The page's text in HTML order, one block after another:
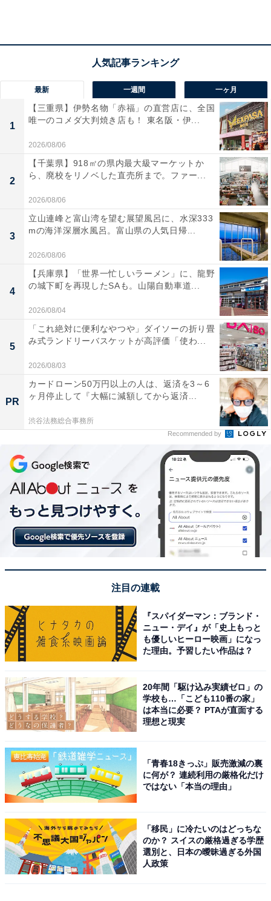
（600g）」とは違います。
切っていない「1本」の方が大きいと思いきや、ホーム
ベーカリーなどでは0.8斤など小さいサイズの焼き型もあ
なので、どっちが大きいかの答えは「どちらともいえな
い」になります。
また、なぜ「1斤＝340g以上」という、尺貫法とは異な
る定義なのかというと、その理由は食パンの歴史にあり
ます。
食パンが一般的に流通し始めた明治初期は、アメリカや
イギリスから輸入した、焼き上がりが1ポンド（英斤：
約450g）以上になる焼き型を使用。そのため、だいたい
それくらいの重さの1まとまりを「1斤」と呼ぶようにな
りました。
以来、長らく具体的な定義がないままでしたが、2000年
に「包装食パンの表示に関する公正競争規約」で、包装
食パン1個の重量が340g以上のものを1斤と表示すること
が定められました。
「イースト」と「天然酵母」何が違う？
パン作りにはかかせない「イースト」ですが、最近では
「天然酵母」を使っていることを売りにする商品も増え
ています。なんとなく健康的なイメージがありますが、
イーストと天然酵母は何が違うのでしょうか。
答えは「同じ」です。イースト（パン酵母）は、様々な
微生物が生息している自然界から最も製パンに適したも
最新 一週間 一ヶ月
1
【三重県】伊勢名物「赤福」の直営店に、全国
唯一のコメダ大判焼き店も！ 東名阪・伊...
2026/08/06
2
【千葉県】918㎡の県内最大級マーケットか
ら、廃校をリノベした直売所まで。ファー...
2026/08/06
3
立山連峰と富山湾を望む展望風呂に、水深333
mの海洋深層水風呂。富山県の人気日帰...
2026/08/06
4
【兵庫県】「世界一忙しいラーメン」に、龍野
の城下町を再現したSAも。山陽自動車道...
2026/08/04
5
「これ絶対に便利なやつや」ダイソーの折り畳
み式ランドリーバスケットが高評価「使わ...
2026/08/03
PR
カードローン50万円以上の人は、返済を3～6
ヶ月停止して『大幅に減額してから返済...
渋谷法務総合事務所
Recommended by
注目の連載
『スパイダーマン：ブランド・
ニュー・デイ』が「史上もっと
も優しいヒーロー映画」になっ
た理由。予習したい作品は？
20年間「駆け込み実績ゼロ」の
学校も…「こども110番の家」
は本当に必要？ PTAが直面する
理想と現実
「青春18きっぷ」販売激減の裏
に何が？ 連続利用の厳格化だけ
ではない「本当の理由」
「移民」に冷たいのはどっちな
のか？ スイスの厳格過ぎる学歴
選別と、日本の曖昧過ぎる外国
人政策